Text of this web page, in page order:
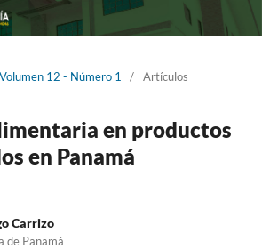
12 - Número 1
/ Artículos
en productos
en Panamá
Carrizo
de Panamá